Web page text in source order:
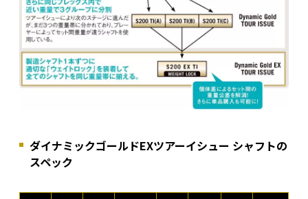
ダイナミックゴールドEXツアーイシュー シャフトの
スペック